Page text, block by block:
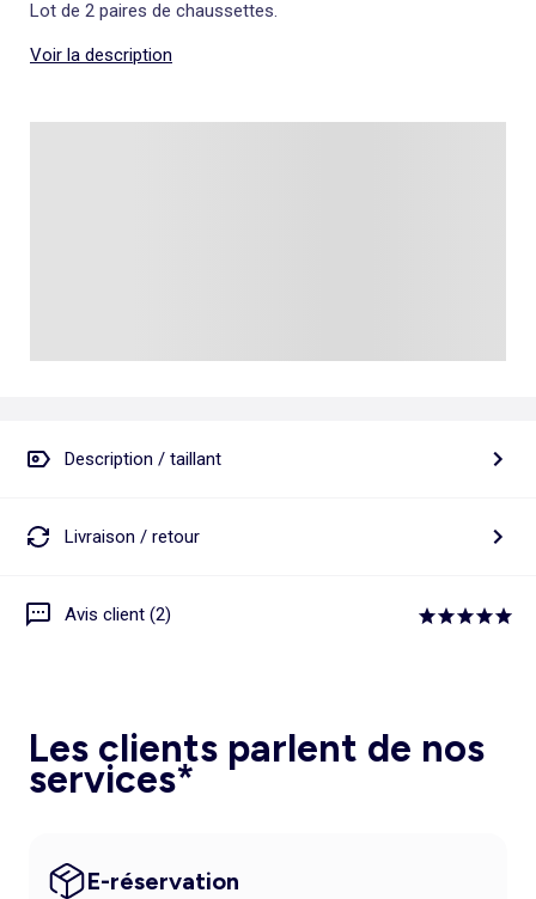
Lot de 2 paires de chaussettes.
Voir la description
Description / taillant
Livraison / retour
Avis client (2)
Les clients parlent de nos
services*
E-réservation